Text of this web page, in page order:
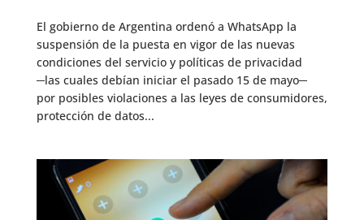
El gobierno de Argentina ordenó a WhatsApp la
suspensión de la puesta en vigor de las nuevas
condiciones del servicio y políticas de privacidad
─las cuales debían iniciar el pasado 15 de mayo─
por posibles violaciones a las leyes de consumidores,
protección de datos...